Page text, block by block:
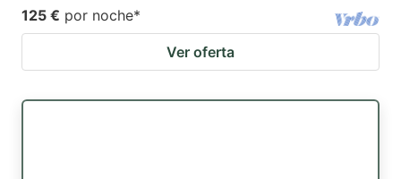
125 € por noche*
Ver oferta